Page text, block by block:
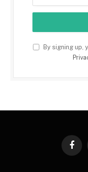
By signing up,